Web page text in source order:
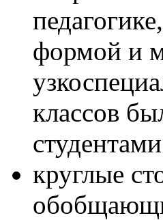
формой и
классов
круглые